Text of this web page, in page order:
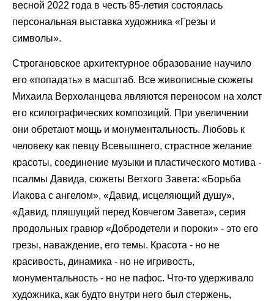
весной 2022 года в честь 85-летия состоялась
персональная выставка художника «Грезы и
символы».
Строгановское архитектурное образование научило
его «попадать» в масштаб. Все живописные сюжеты
Михаила Верхоланцева являются переносом на холст
его ксилографических композиций. При увеличении
они обретают мощь и монументальность. Любовь к
человеку как певцу Всевышнего, страстное желание
красоты, соединение музыки и пластического мотива -
псалмы Давида, сюжеты Ветхого Завета: «Борьба
Иакова с ангелом», «Давид, исцеляющий душу»,
«Давид, пляшущий перед Ковчегом Завета», серия
продольных гравюр «Добродетели и пороки» - это его
грезы, наваждение, его темы. Красота - но не
красивость, динамика - но не игривость,
монументальность - но не пафос. Что-то удерживало
художника, как будто внутри него был стержень,